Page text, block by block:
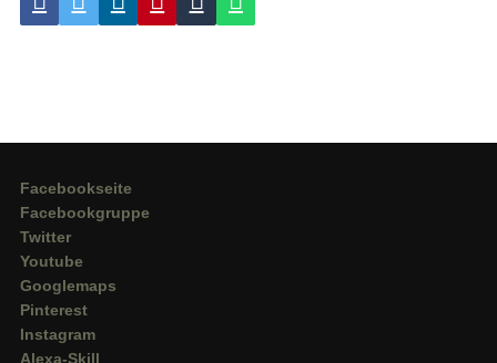
Facebookseite
Facebookgruppe
Twitter
Youtube
Googlemaps
Pinterest
Instagram
Alexa-Skill